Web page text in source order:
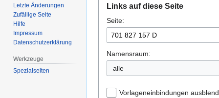
Navigation
springen
Suche
springen
Links auf diese Seite
Seite:
Namensraum:
Vorlageneinbindungen
Letzte Änderungen
Zufällige Seite
Hilfe
Impressum
Datenschutzerklärung
Werkzeuge
Spezialseiten